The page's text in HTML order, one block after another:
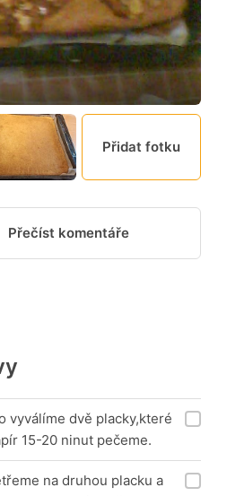
Přidat fotku
Přečíst komentáře
vyválíme dvě placky,které
15-20 ninut pečeme.
na druhou placku a